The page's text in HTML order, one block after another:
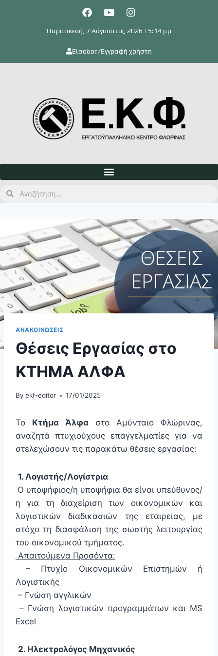
Παρασκευή, 7 Αύγουστος 2026 | 5:14 μμ
Είσοδος/Εγγραφή χρήστη
ΑΝΑΚΟΙΝΩΣΕΙΣ
Θέσεις Εργασίας στο
ΚΤΗΜΑ ΑΛΦΑ
By ekf-editor 17/01/2025
Το Κτήμα Άλφα στο Αμύνταιο Φλώρινας,
αναζητά πτυχιούχους επαγγελματίες για να
στελεχώσουν τις παρακάτω θέσεις εργασίας:
1. Λογιστής/Λογίστρια
Ο υποψήφιος/η υποψήφια θα είναι υπεύθυνος/
η για τη διαχείριση των οικονομικών και
λογιστικών διαδικασιών της εταιρείας, με
στόχο τη διασφάλιση της σωστής λειτουργίας
του οικονομικού τμήματος.
Απαιτούμενα Προσόντα:
– Πτυχίο Οικονομικών Επιστημών ή
Λογιστικής
– Γνώση αγγλικών
– Γνώση λογιστικών προγραμμάτων και MS
Excel
2. Ηλεκτρολόγος Μηχανικός